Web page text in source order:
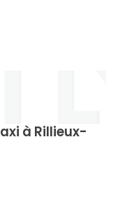
à Rillieux-